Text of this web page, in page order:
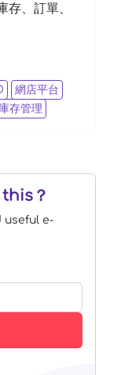
、訂單、
網店平台
庫存管理
？
useful e-